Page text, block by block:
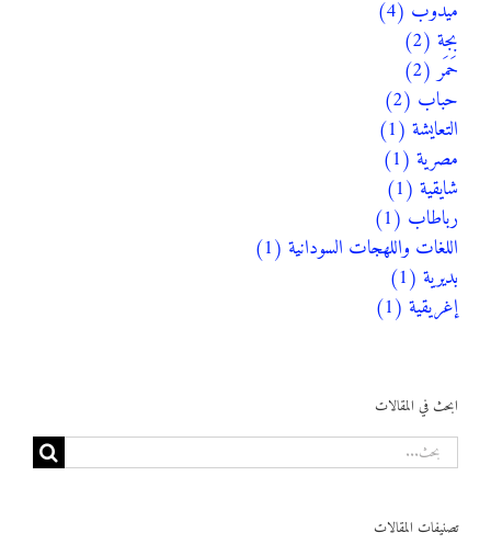
ابحث في المقالات
البحث
عن:
تصنيفات المقالات
ميدوب (4)
بجة (2)
حَمَر (2)
حباب (2)
التعايشة (1)
مصرية (1)
شايقية (1)
رباطاب (1)
اللغات واللهجات السودانية (1)
بديرية (1)
إغريقية (1)